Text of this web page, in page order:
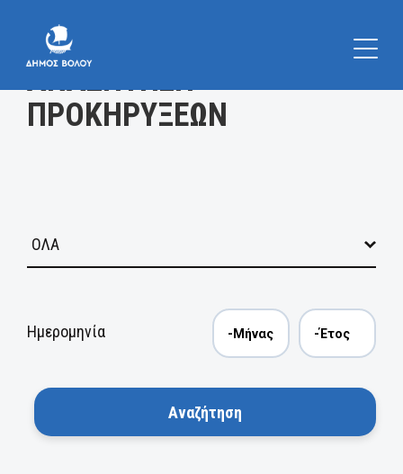
ΑΝΑΖΗΤΗΣΗ
ΠΡΟΚΗΡΥΞΕΩΝ
Ημερομηνία